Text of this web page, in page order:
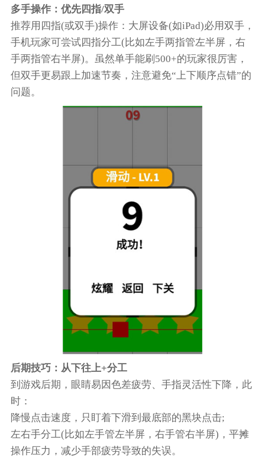
多手操作：优先四指/双手
推荐用四指(或双手)操作：大屏设备(如iPad)必用双手，
手机玩家可尝试四指分工(比如左手两指管左半屏，右
手两指管右半屏)。虽然单手能刷500+的玩家很厉害，
但双手更易跟上加速节奏，注意避免“上下顺序点错”的
问题。
后期技巧：从下往上+分工
到游戏后期，眼睛易因色差疲劳、手指灵活性下降，此
时：
降慢点击速度，只盯着下滑到最底部的黑块点击;
左右手分工(比如左手管左半屏，右手管右半屏)，平摊
操作压力，减少手部疲劳导致的失误。